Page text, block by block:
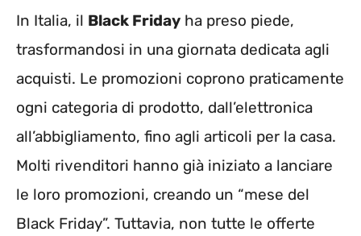
In Italia, il Black Friday ha preso piede,
trasformandosi in una giornata dedicata agli
acquisti. Le promozioni coprono praticamente
ogni categoria di prodotto, dall’elettronica
all’abbigliamento, fino agli articoli per la casa.
Molti rivenditori hanno già iniziato a lanciare
le loro promozioni, creando un “mese del
Black Friday”. Tuttavia, non tutte le offerte